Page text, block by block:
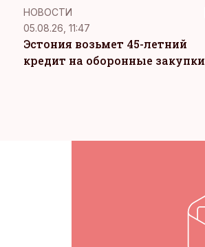
НОВОСТИ
05.08.26, 11:47
Эстония возьмет 45-летний
кредит на оборонные закупки